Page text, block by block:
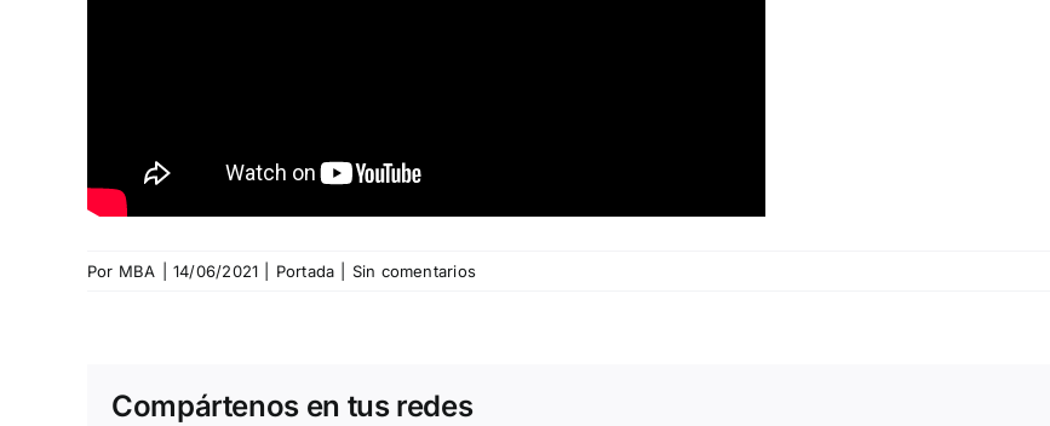
Por MBA 14/06/2021 Portada Sin comentarios
Compártenos en tus redes